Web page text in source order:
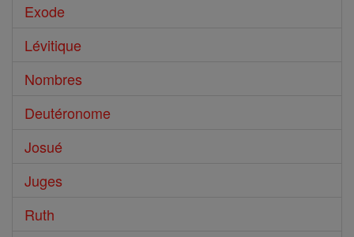
Exode
Lévitique
Nombres
Deutéronome
Josué
Juges
Ruth